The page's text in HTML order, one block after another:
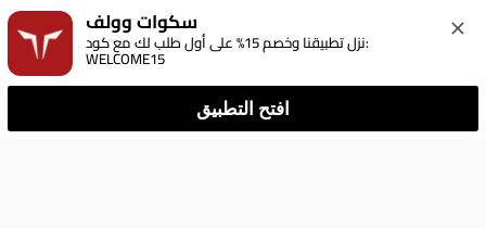
سكوات وولف
نزل تطبيقنا وخصم 15% على أول طلب لك مع كود:
WELCOME15
افتح التطبيق